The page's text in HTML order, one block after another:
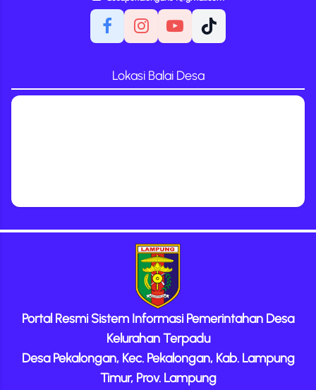
Lokasi Balai Desa
Portal Resmi Sistem Informasi Pemerintahan Desa
Kelurahan Terpadu
Desa Pekalongan, Kec. Pekalongan, Kab. Lampung
Timur, Prov. Lampung